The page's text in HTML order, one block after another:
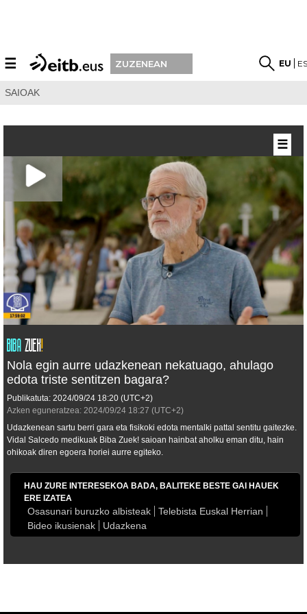
☰ ZUZENEAN EU
SAIOAK
Nola egin aurre udazkenean nekatuago, ahulago
edota triste sentitzen bagara?
Publikatuta: 2024/09/24 18:20 (UTC+2)
Azken eguneratzea: 2024/09/24 18:27 (UTC+2)
Udazkenean sartu berri gara eta fisikoki edota mentalki pattal sentitu gaitezke.
Vidal Salcedo medikuak Biba Zuek! saioan hainbat aholku eman ditu, hain
ohikoak diren egoera horiei aurre egiteko.
HAU ZURE INTERESEKOA BADA, BALITEKE BESTE GAI HAUEK
ERE IZATEA
Osasunari buruzko albisteak
Telebista Euskal Herrian
Bideo ikusienak
Udazkena
☰